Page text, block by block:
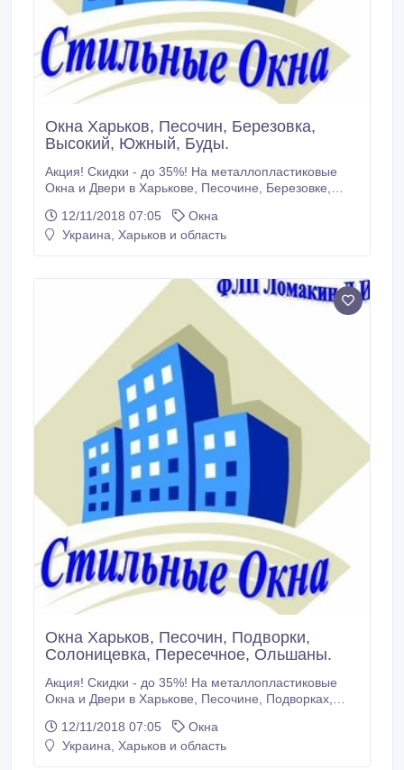
Окна Харьков, Песочин, Березовка,
Высокий, Южный, Буды.
Акция! Скидки - до 35%! На металлопластиковые
Окна и Двери в Харькове, Песочине, Березовке,
ПВХ профилей (без свинца) – WDS, REHAU,
KOMMERLING, WINBAU, VEKA. Отливы,
12/11/2018 07:05
Окна
Украина, Харьков и область
Окна Харьков, Песочин, Подворки,
Солоницевка, Пересечное, Ольшаны.
Акция! Скидки - до 35%! На металлопластиковые
Окна и Двери в Харькове, Песочине, Подворках,
экологически чистых ПВХ профилей (без свинца) –
WDS, REHAU, KOMMERLING, WINBAU, VEKA.
12/11/2018 07:05
Окна
Украина, Харьков и область